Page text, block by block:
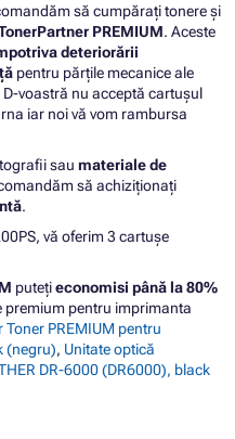
să cumpărați tonere și
PREMIUM. Aceste
deteriorării
pentru părțile mecanice ale
voastră nu acceptă cartușul
iar noi vă vom rambursa
sau materiale de
să achiziționați
.
vă oferim 3 cartușe
putețieconomisi până la 80%
premium pentru imprimanta
Toner PREMIUM pentru
(negru), Unitate optică
DR-6000 (DR6000), black